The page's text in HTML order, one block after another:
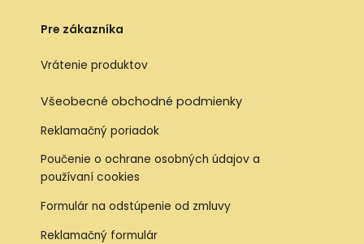
Pre zákazníka
Vrátenie produktov
Všeobecné obchodné podmienky
Reklamačný poriadok
Poučenie o ochrane osobných údajov a
používaní cookies
Formulár na odstúpenie od zmluvy
Reklamačný formulár